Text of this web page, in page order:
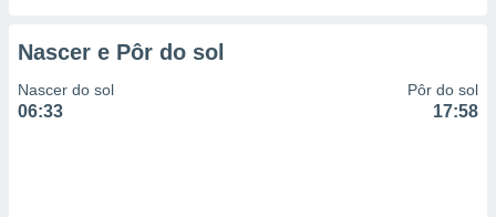
Nascer e Pôr do sol
Nascer do sol
06:33
Pôr do sol
17:58